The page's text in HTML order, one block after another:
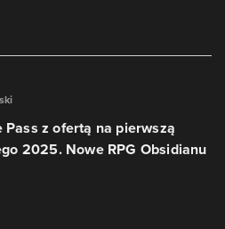
Pass z ofertą na pierwszą
2025. Nowe RPG Obsidianu